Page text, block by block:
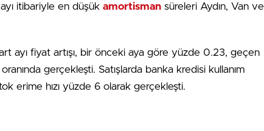
itibariyle en düşük amortisman süreleri Aydın, Van ve
ayı fiyat artışı, bir önceki aya göre yüzde 0.23, geçen
gerçekleşti. Satışlarda banka kredisi kullanım
erime hızı yüzde 6 olarak gerçekleşti.